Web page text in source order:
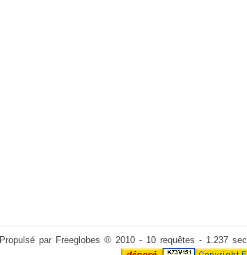
Propulsé par Freeglobes ® 2010 - 10 requêtes - 1.237